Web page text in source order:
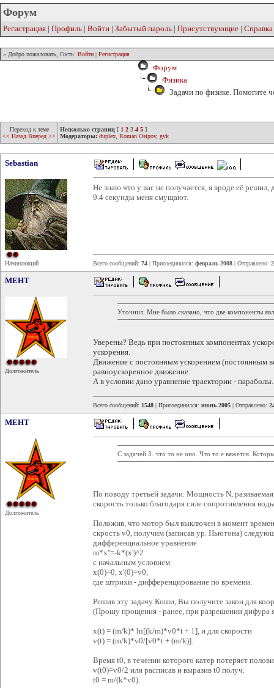
Форум
Регистрация | Профиль | Войти | Забытый пароль | Присутствующие | Справка
» Добро пожаловать, Гость: Войти | Регистрация
Форум
Физика
Задачи по физике. Помогите
Переход к теме
<< Назад Вперед >>
Несколько страниц [ 1 2 3 4 5 ]
Модераторы: duplex Roman Osipov, gvk
Sebastian
Начинающий
Не знаю что у вас не получается, я вроде её
9.4 секунды меня смущают.
Всего сообщений: 74 | Присоединился: февраль 2008 | Отправлено:
MEHT
Долгожитель
Уточнил. Мне было сказано, что две компоненты
Уверены? Ведь при постоянных компонентах
ускорения.
Движение с постоянным ускорением (постоянным
равноускоренное движение.
А в условии дано уравнение траектории - параболы.
Всего сообщений: 1548 | Присоединился: июнь 2005 | Отправлено:
MEHT
Долгожитель
С задачей 3. что то не оно. Что то е вяжется.
По поводу третьей задачи. Мощность N,
скорость только благодаря силе сопротивления
Положив, что мотор был выключен в момент
скрость v0, получим (записав ур. Ньютона)
дифференциальное уравнение
m*x''=-k*(x')^2
с начальным условием
x(0)=0, x'(0)=v0,
где штрихи - дифференцирование по времени.
Решив эту задачу Коши, Вы получите закон для
(Прошу прощения - ранее, при разрешении дифура
x(t) = (m/k)* ln[(k/m)*v0*t + 1], и для скорости
v(t) = (m/k)*v0/[v0*t + (m/k)].
Время t0, в течении которого катер потеряет
v(t0)=v0/2 или расписав и выразив t0 получ.
t0 = m/(k*v0).